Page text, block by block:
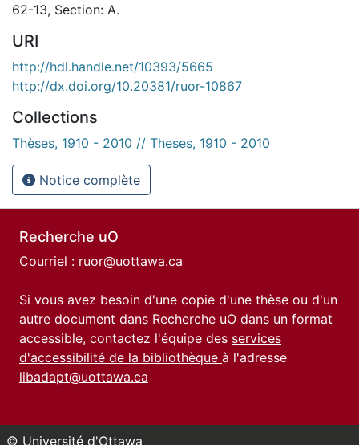
62-13, Section: A.
URI
http://hdl.handle.net/10393/5665
http://dx.doi.org/10.20381/ruor-10867
Collections
Thèses, 1910 - 2010 // Theses, 1910 - 2010
Notice complète
Recherche uO
Courriel : ruor@uottawa.ca
Si vous avez besoin d'une copie d'une thèse ou d'un
autre document dans Recherche uO dans un format
accessible, contactez l'équipe des services
d'accessibilité de la bibliothèque à l'adresse
libadapt@uottawa.ca
© Université d'Ottawa